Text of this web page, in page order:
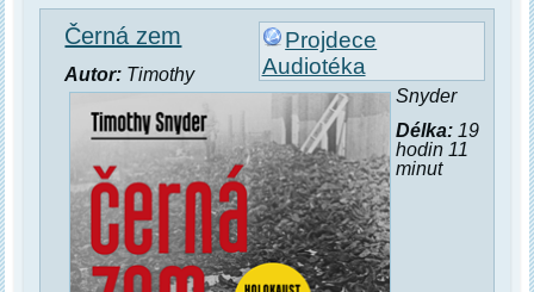
Projdece
Audiotéka
Černá zem
Autor: Timothy
Snyder
Délka:19
hodin 11
minut